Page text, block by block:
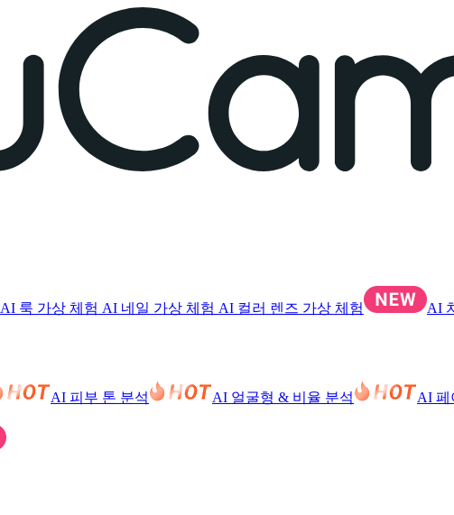
AI 룩 가상 체험 AI 네일 가상 체험 AI 컬러 렌즈 가상 체험 AI
AI 피부 톤 분석 AI 얼굴형 & 비율 분석 AI 페